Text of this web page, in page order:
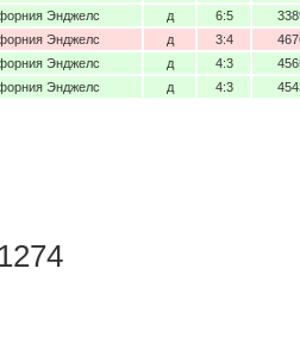
Энджелс д 6:5
Энджелс д 3:4
Энджелс д 4:3
Энджелс д 4:3